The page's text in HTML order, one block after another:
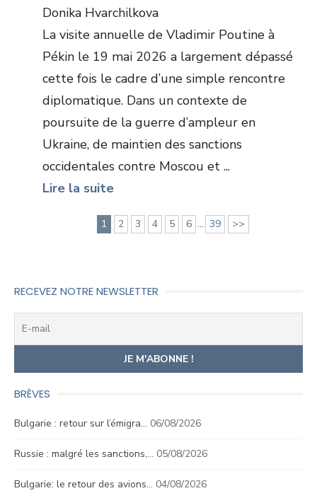
Donika Hvarchilkova
La visite annuelle de Vladimir Poutine à
Pékin le 19 mai 2026 a largement dépassé
cette fois le cadre d’une simple rencontre
diplomatique. Dans un contexte de
poursuite de la guerre d’ampleur en
Ukraine, de maintien des sanctions
occidentales contre Moscou et ...
Lire la suite
1 2 3 4 5 6 ... 39 >>
RECEVEZ NOTRE NEWSLETTER
BRÈVES
Bulgarie : retour sur l’émigra… 06/08/2026
Russie : malgré les sanctions,… 05/08/2026
Bulgarie: le retour des avions… 04/08/2026